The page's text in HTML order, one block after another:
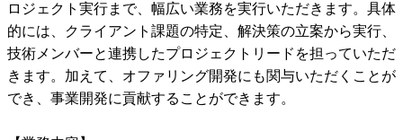
ロジェクト実行まで、幅広い業務を実行いただきます。具体
的には、クライアント課題の特定、解決策の立案から実行、
技術メンバーと連携したプロジェクトリードを担っていただ
きます。加えて、オファリング開発にも関与いただくことが
でき、事業開発に貢献することができます。